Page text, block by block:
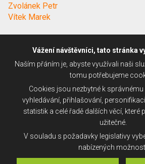
Zvolánek Petr
Vítek Marek
Vážení návštěvníci, tato stránka
Naším přáním je, abyste využívali naši
tomu potřebujeme
Cookies jsou nezbytné k správnému
vyhledávání, přihlašování,
statistik a celé řadě dalších věcí, které
užitečné.
V souladu s požadavky legislativy
nabízených